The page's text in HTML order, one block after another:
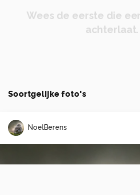
Wees de eerste die
achterlaat.
Soortgelijke foto's
NoelBerens